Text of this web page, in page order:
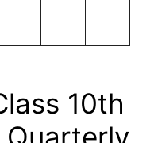
10th